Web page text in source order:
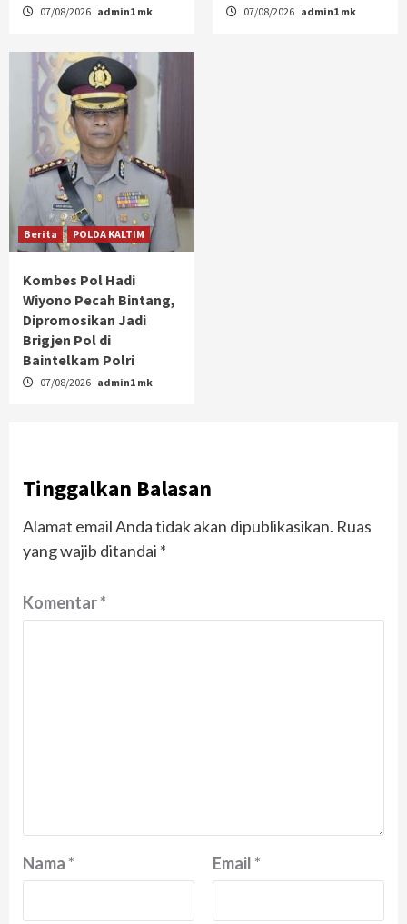
07/08/2026 admin1 mk 07/08/2026 admin1 mk
Berita POLDA KALTIM
Kombes Pol Hadi
Wiyono Pecah Bintang,
Dipromosikan Jadi
Brigjen Pol di
Baintelkam Polri
07/08/2026 admin1 mk
Tinggalkan Balasan
Alamat email Anda tidak akan dipublikasikan. Ruas
yang wajib ditandai *
Komentar*
Nama* Email*